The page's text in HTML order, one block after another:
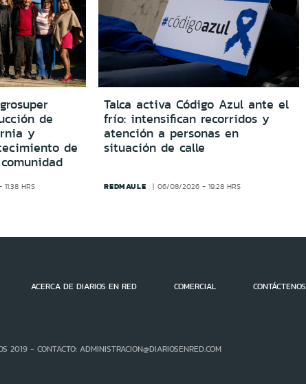
de
y
de
HRS
Talca activa Código Azul ante el
frío: intensifican recorridos y
atención a personas en
situación de calle
REDMAULE 06/08/2026 - 19:28 HRS
ACERCA DE DIARIOS EN RED COMERCIAL CONTÁCTENOS
2019 - CONTACTO: ADMINISTRACION@DIARIOSENRED.COM